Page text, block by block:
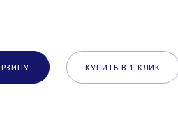
КУПИТЬ В 1 КЛИК